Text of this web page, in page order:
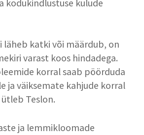
kodukindlustuse kulude
läheb katki või määrdub, on
varast koos hindadega.
korral saab pöörduda
ja väiksemate kahjude korral
Teslon.
ja lemmikloomade